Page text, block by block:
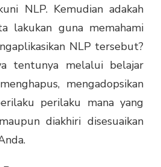
NLP. Kemudian adakah
lakukan guna memahami
NLP tersebut?
tentunya melalui belajar
mengadopsikan
perilaku mana yang
diakhiri disesuaikan